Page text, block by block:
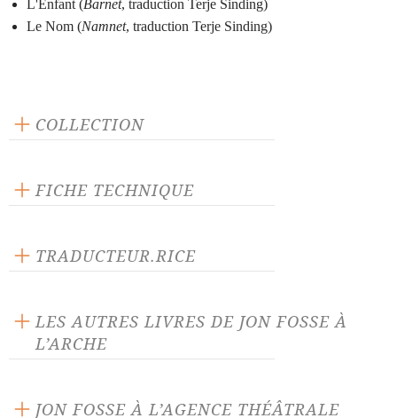
L'Enfant (Barnet, traduction Terje Sinding)
Le Nom (Namnet, traduction Terje Sinding)
COLLECTION
FICHE TECHNIQUE
192 pages
Prix : 18.00 €
ISBN : 9782851814159
TRADUCTEUR.RICE
LES AUTRES LIVRES DE JON FOSSE À
L’ARCHE
JON FOSSE À L’AGENCE THÉÂTRALE